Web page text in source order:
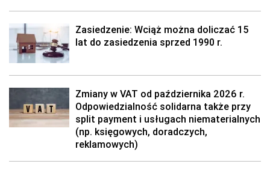
Zasiedzenie: Wciąż można doliczać 15
lat do zasiedzenia sprzed 1990 r.
Zmiany w VAT od października 2026 r.
Odpowiedzialność solidarna także przy
split payment i usługach niematerialnych
(np. księgowych, doradczych,
reklamowych)